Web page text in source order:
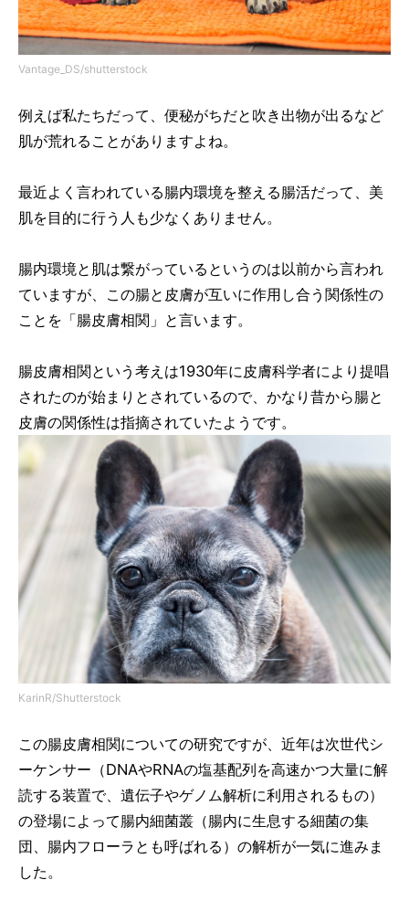
Vantage_DS/shutterstock
例えば私たちだって、便秘がちだと吹き出物が出るなど
肌が荒れることがありますよね。
最近よく言われている腸内環境を整える腸活だって、美
肌を目的に行う人も少なくありません。
腸内環境と肌は繋がっているというのは以前から言われ
ていますが、この腸と皮膚が互いに作用し合う関係性の
ことを「腸皮膚相関」と言います。
腸皮膚相関という考えは1930年に皮膚科学者により提唱
されたのが始まりとされているので、かなり昔から腸と
皮膚の関係性は指摘されていたようです。
KarinR/Shutterstock
この腸皮膚相関についての研究ですが、近年は次世代シ
ーケンサー（DNAやRNAの塩基配列を高速かつ大量に解
読する装置で、遺伝子やゲノム解析に利用されるもの）
の登場によって腸内細菌叢（腸内に生息する細菌の集
団、腸内フローラとも呼ばれる）の解析が一気に進みま
した。